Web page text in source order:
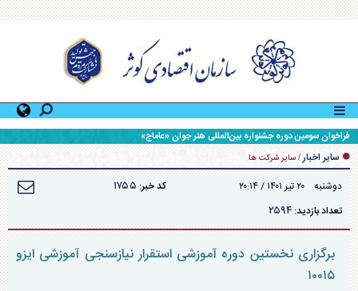
سایر اخبار / سایر شرکت ها
دوشنبه ۲۰ تير ۱۴۰۱ / ۲۰:۱۴ کد خبر: ۱۷۵۵
تعداد بازدید: ۲۵۹۴
برگزاری نخستین دوره آموزشی استقرار نیازسنجی آموزشی ایزو
۱۰۰۱۵